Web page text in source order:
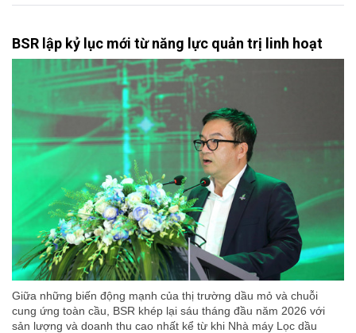
BSR lập kỷ lục mới từ năng lực quản trị linh hoạt
Giữa những biến động mạnh của thị trường dầu mỏ và chuỗi
cung ứng toàn cầu, BSR khép lại sáu tháng đầu năm 2026 với
sản lượng và doanh thu cao nhất kể từ khi Nhà máy Lọc dầu